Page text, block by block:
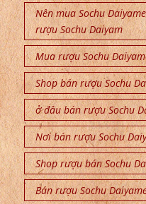
Nên mua Sochu
rượu Sochu Daiyam
Mua rượu Sochu
Shop bán rượu Sochu
ở đâu bán rượu Sochu
Nơi bán rượu Sochu
Shop rượu bán Sochu
Bán rượu Sochu